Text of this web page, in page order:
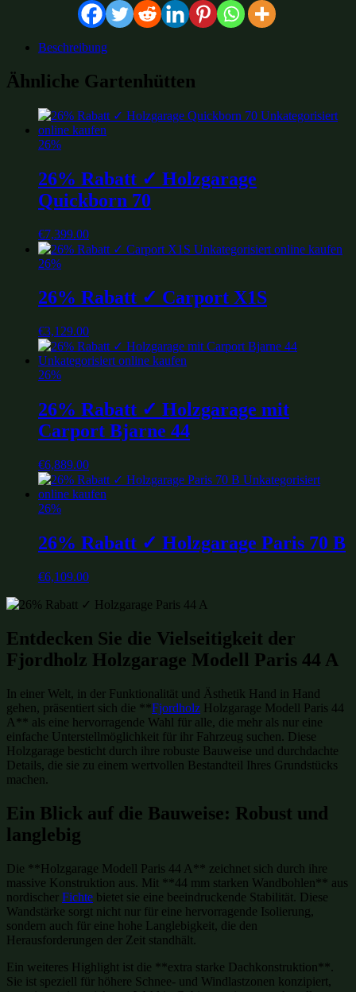
Beschreibung
Ähnliche Gartenhütten
26%
26% Rabatt ✓ Holzgarage
Quickborn 70
€7,399.00
26%
26% Rabatt ✓ Carport X1S
€3,129.00
26%
26% Rabatt ✓ Holzgarage mit
Carport Bjarne 44
€6,889.00
26%
26% Rabatt ✓ Holzgarage Paris 70 B
€6,109.00
Entdecken Sie die Vielseitigkeit der
Fjordholz Holzgarage Modell Paris 44 A
In einer Welt, in der Funktionalität und Ästhetik Hand in Hand
gehen, präsentiert sich die **Fjordholz Holzgarage Modell Paris 44
A** als eine hervorragende Wahl für alle, die mehr als nur eine
einfache Unterstellmöglichkeit für ihr Fahrzeug suchen. Diese
Holzgarage besticht durch ihre robuste Bauweise und durchdachte
Details, die sie zu einem wertvollen Bestandteil Ihres Grundstücks
machen.
Ein Blick auf die Bauweise: Robust und
langlebig
Die **Holzgarage Modell Paris 44 A** zeichnet sich durch ihre
massive Konstruktion aus. Mit **44 mm starken Wandbohlen** aus
nordischer Fichte bietet sie eine beeindruckende Stabilität. Diese
Wandstärke sorgt nicht nur für eine hervorragende Isolierung,
sondern auch für eine hohe Langlebigkeit, die den
Herausforderungen der Zeit standhält.
Ein weiteres Highlight ist die **extra starke Dachkonstruktion**.
Sie ist speziell für höhere Schnee- und Windlastzonen konzipiert,